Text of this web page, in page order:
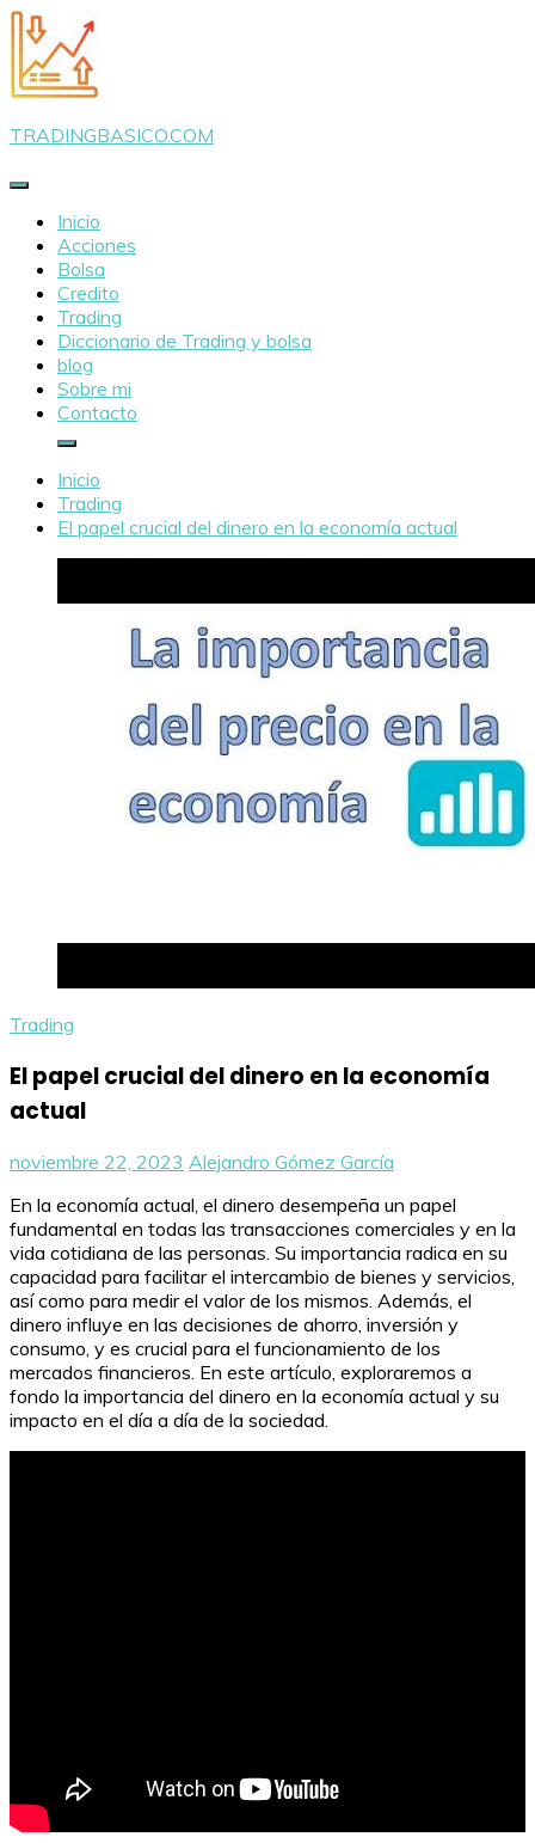
Saltar
al
contenido
TRADINGBASICO.COM
Inicio
Acciones
Bolsa
Credito
Trading
Diccionario de Trading y bolsa
blog
Sobre mi
Contacto
Inicio
Trading
El papel crucial del dinero en la economía actual
Trading
El papel crucial del dinero en la economía
actual
noviembre 22, 2023 Alejandro Gómez García
En la economía actual, el dinero desempeña un papel
fundamental en todas las transacciones comerciales y en la
vida cotidiana de las personas. Su importancia radica en su
capacidad para facilitar el intercambio de bienes y servicios,
así como para medir el valor de los mismos. Además, el
dinero influye en las decisiones de ahorro, inversión y
consumo, y es crucial para el funcionamiento de los
mercados financieros. En este artículo, exploraremos a
fondo la importancia del dinero en la economía actual y su
impacto en el día a día de la sociedad.